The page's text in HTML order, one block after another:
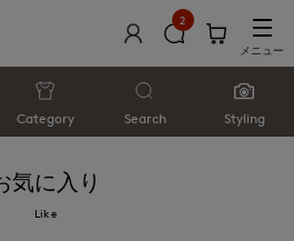
2
メニュー
Category Search Styling
気に入り
Like